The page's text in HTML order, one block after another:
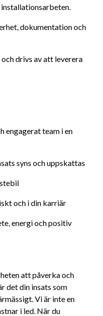
dokumentation och
drivs av att leverera
engagerat team i en
syns och uppskattas
och i din karriär
energi och positiv
att påverka och
det din insats som
Vi är inte en
i led. När du